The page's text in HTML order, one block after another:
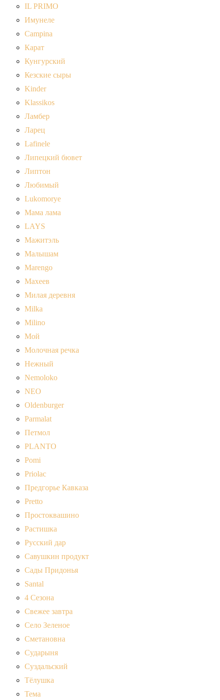
IL PRIMO
Имунеле
Campina
Карат
Кунгурский
Кезские сыры
Kinder
Klassikos
Ламбер
Ларец
Lafinele
Липецкий бювет
Липтон
Любимый
Lukomorye
Мама лама
LAYS
Мажитэль
Малышам
Marengo
Махеев
Милая деревня
Milka
Milino
Мой
Молочная речка
Нежный
Nemoloko
NEO
Oldenburger
Parmalat
Петмол
PLANTO
Pomi
Priolac
Предгорье Кавказа
Pretto
Простоквашино
Растишка
Русский дар
Савушкин продукт
Сады Придонья
Santal
4 Сезона
Свежее завтра
Село Зеленое
Сметановна
Сударыня
Суздальский
Тёлушка
Тема